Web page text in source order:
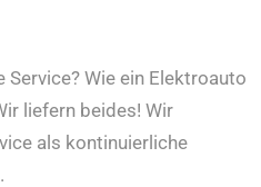
Service? Wie ein Elektroauto
liefern beides! Wir
als kontinuierliche